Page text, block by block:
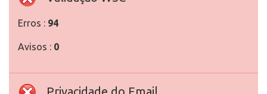
Erros : 94
Avisos : 0